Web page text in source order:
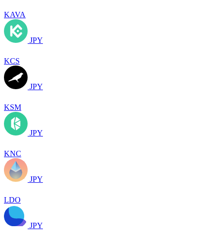
KAVA
JPY
KCS
JPY
KSM
JPY
KNC
JPY
LDO
JPY